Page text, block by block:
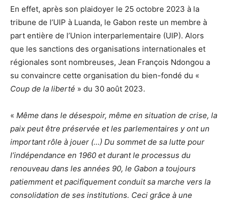
En effet, après son plaidoyer le 25 octobre 2023 à la
tribune de l’UIP à Luanda, le Gabon reste un membre à
part entière de l’Union interparlementaire (UIP). Alors
que les sanctions des organisations internationales et
régionales sont nombreuses, Jean François Ndongou a
su convaincre cette organisation du bien-fondé du «
Coup de la liberté » du 30 août 2023.
« Même dans le désespoir, même en situation de crise, la
paix peut être préservée et les parlementaires y ont un
important rôle à jouer (…) Du sommet de sa lutte pour
l’indépendance en 1960 et durant le processus du
renouveau dans les années 90, le Gabon a toujours
patiemment et pacifiquement conduit sa marche vers la
consolidation de ses institutions. Ceci grâce à une